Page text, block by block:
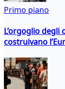
Primo piano
L’orgoglio
costruivano